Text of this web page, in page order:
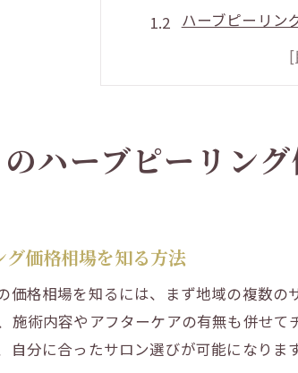
ハーブピーリン
埼玉のハーブピ
ハーブピーリン
ハーブピーリングを
埼玉県で安いハ
安くて効果的な
ハーブピーリン
美肌効果を叶えるハ
ハーブピーリン
価格相場を知る方法
価格相場を知るには、まず地域の複数
施術内容やアフターケアの有無も併せ
分に合ったサロン選びが可能になります